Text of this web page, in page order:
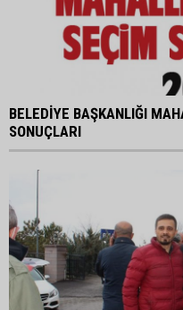
BELEDİYE BAŞKANLIĞI
SONUÇLARI